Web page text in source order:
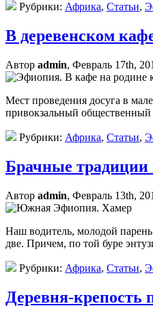
Рубрики: Африка, Статьи,
В деревенском
Автор admin, Февраль 17th,
Мест проведения досуга в
привокзальный общественный
Рубрики: Африка, Статьи,
Брачные
Автор admin, Февраль 13th,
Наш водитель, молодой
две. Причем, по той буре
Рубрики: Африка, Статьи,
Деревня-крепость